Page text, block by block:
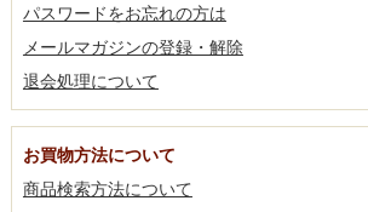
パスワードをお忘れの方は
メールマガジンの登録・解除
退会処理について
お買物方法について
商品検索方法について